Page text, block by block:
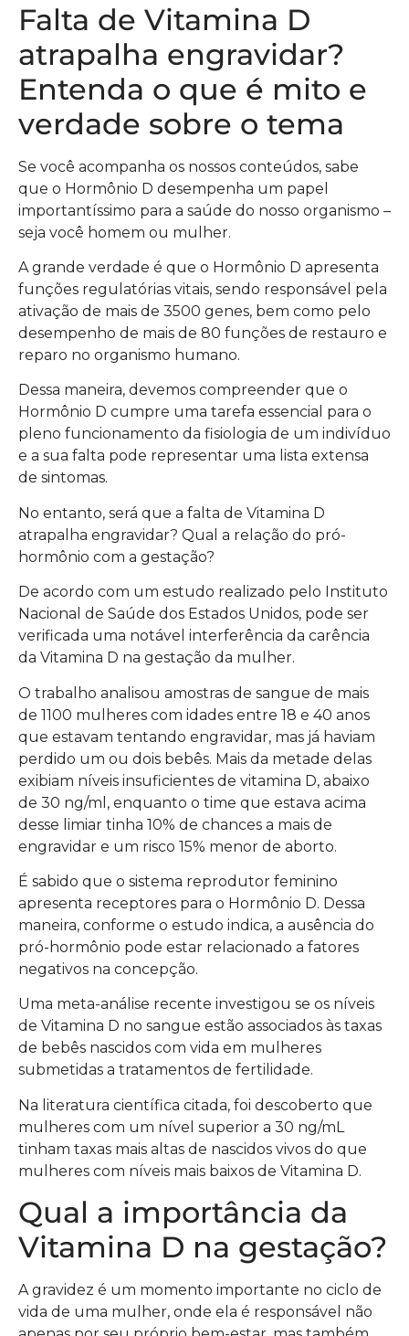
Falta de Vitamina D
atrapalha engravidar?
Entenda o que é mito e
verdade sobre o tema
Se você acompanha os nossos conteúdos, sabe
que o Hormônio D desempenha um papel
importantíssimo para a saúde do nosso organismo –
seja você homem ou mulher.
A grande verdade é que o Hormônio D apresenta
funções regulatórias vitais, sendo responsável pela
ativação de mais de 3500 genes, bem como pelo
desempenho de mais de 80 funções de restauro e
reparo no organismo humano.
Dessa maneira, devemos compreender que o
Hormônio D cumpre uma tarefa essencial para o
pleno funcionamento da fisiologia de um indivíduo
e a sua falta pode representar uma lista extensa
de sintomas.
No entanto, será que a falta de Vitamina D
atrapalha engravidar? Qual a relação do pró-
hormônio com a gestação?
De acordo com um estudo realizado pelo Instituto
Nacional de Saúde dos Estados Unidos, pode ser
verificada uma notável interferência da carência
da Vitamina D na gestação da mulher.
O trabalho analisou amostras de sangue de mais
de 1100 mulheres com idades entre 18 e 40 anos
que estavam tentando engravidar, mas já haviam
perdido um ou dois bebês. Mais da metade delas
exibiam níveis insuficientes de vitamina D, abaixo
de 30 ng/ml, enquanto o time que estava acima
desse limiar tinha 10% de chances a mais de
engravidar e um risco 15% menor de aborto.
É sabido que o sistema reprodutor feminino
apresenta receptores para o Hormônio D. Dessa
maneira, conforme o estudo indica, a ausência do
pró-hormônio pode estar relacionado a fatores
negativos na concepção.
Uma meta-análise recente investigou se os níveis
de Vitamina D no sangue estão associados às taxas
de bebês nascidos com vida em mulheres
submetidas a tratamentos de fertilidade.
Na literatura científica citada, foi descoberto que
mulheres com um nível superior a 30 ng/mL
tinham taxas mais altas de nascidos vivos do que
mulheres com níveis mais baixos de Vitamina D.
Qual a importância da
Vitamina D na gestação?
A gravidez é um momento importante no ciclo de
vida de uma mulher, onde ela é responsável não